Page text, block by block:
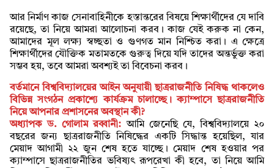
আর নির্মাণ কাজ সেনাবাহিনীকে হস্তান্তরের বিষয়ে শিক্ষার্থীদের যে দাবি
রয়েছে, তা নিয়ে আমরা আলোচনা করব। কাজ যেই করুক না কেন,
আমাদের মূল লক্ষ্য স্বচ্ছতা ও গুণগত মান নিশ্চিত করা। এ ক্ষেত্রে
শিক্ষার্থীদের যৌক্তিক মতামতকে গুরুত্ব দিয়ে যদি তাদের অন্তর্ভুক্ত করা
সম্ভব হয়, তবে আমরা অবশ্যই তা বিবেচনা করব।
বর্তমানে বিশ্ববিদ্যালয়ের আইন অনুযায়ী ছাত্ররাজনীতি নিষিদ্ধ থাকলেও
বিভিন্ন সংগঠন প্রকাশ্যে কার্যক্রম চালাচ্ছে। ক্যাম্পাসে ছাত্ররাজনীতি
নিয়ে আপনার প্রশাসনের অবস্থান কী?
অধ্যাপক ড. গোলাম রব্বানী:আমি জেনেছি যে, বিশ্ববিদ্যালয়ে ২০
বছরের জন্য ছাত্ররাজনীতি নিষিদ্ধের একটি সিদ্ধান্ত হয়েছিল, যার
মেয়াদ আগামী ২২ জুন শেষ হতে যাচ্ছে। মেয়াদ শেষ হওয়ার পর
ক্যাম্পাসে ছাত্ররাজনীতির ভবিষ্যৎ রূপরেখা কী হবে, তা নিয়ে আমি